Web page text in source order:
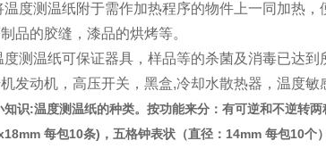
温度测温纸附于需作加热程序的物件上一同加热
品的胶缝，漆品的烘烤等。
度测温纸可保证器具，样品等的杀菌及消毒已达到
发动机，高压开关，黑盒,冷却水散热器，温度
知识:温度测温纸的种类。按功能来分：有可逆和不逆转
每包10条)，五格钟表状（直径：14mm 每包10